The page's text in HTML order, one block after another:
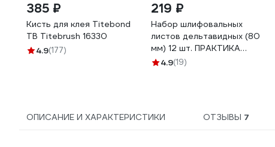
385 ₽
Кисть для клея Titebond
TB Titebrush 16330
4.9(177)
219 ₽
Набор шлифовальных
листов дельтавидных (80
мм) 12 шт. ПРАКТИКА
240-423
4.9(19)
ОПИСАНИЕ И ХАРАКТЕРИСТИКИ ОТЗЫВЫ 7